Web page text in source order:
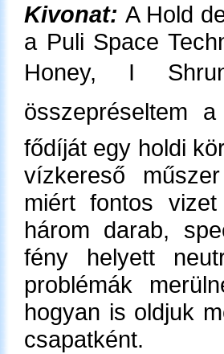
Kivonat: A Hold
a Puli Space
Honey, I
összepréseltem
fődíját egy holdi
vízkereső
miért fontos
három darab,
fény helyett
problémák
hogyan is oldjuk
csapatként.